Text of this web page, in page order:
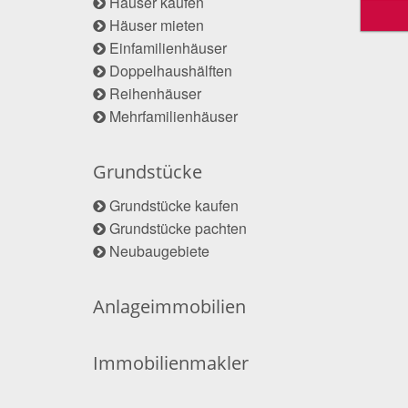
Häuser mieten
Einfamilienhäuser
Doppelhaushälften
Reihenhäuser
Mehrfamilienhäuser
Grundstücke
Grundstücke kaufen
Grundstücke pachten
Neubaugebiete
Anlageimmobilien
Immobilienmakler